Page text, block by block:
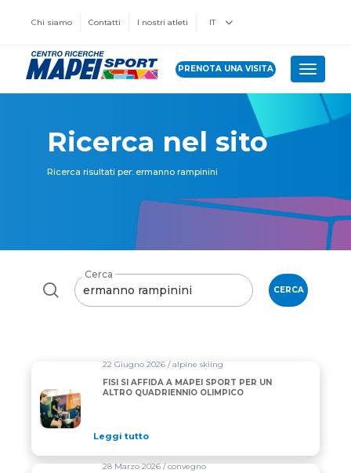
Chi siamo Contatti I nostri atleti IT
PRENOTA UNA VISITA Toggle
Ricerca nel sito
Ricerca risultati per: ermanno rampinini
Cerca
CERCA
22 Giugno 2026 / alpine skiing
FISI SI AFFIDA A MAPEI SPORT PER UN
ALTRO QUADRIENNIO OLIMPICO
Leggi tutto
28 Marzo 2026 / convegno